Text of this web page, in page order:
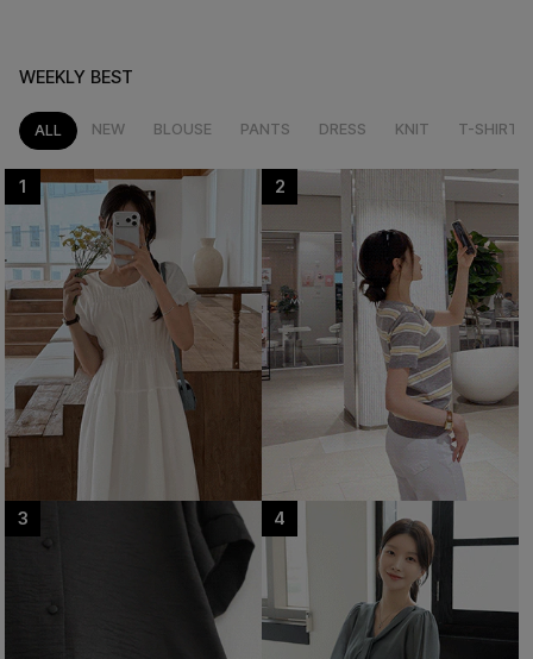
WEEKLY BEST
ALL NEW BLOUSE PANTS DRESS KNIT T-SHIRT